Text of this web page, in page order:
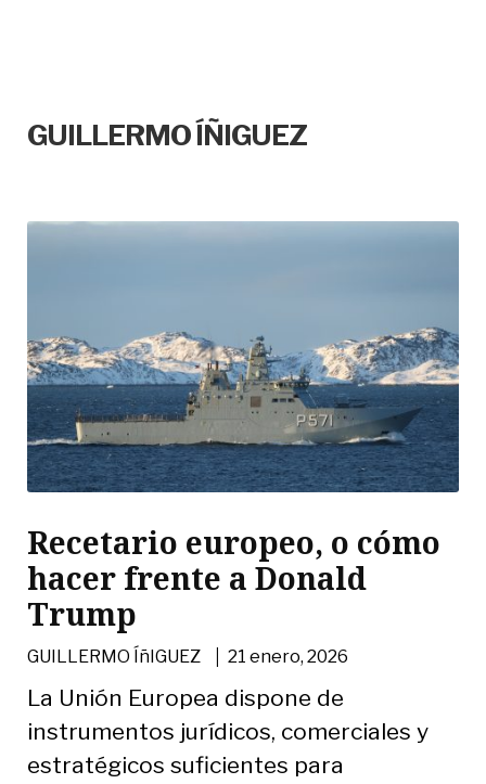
GUILLERMO ÍÑIGUEZ
Recetario europeo, o cómo
hacer frente a Donald
Trump
GUILLERMO ÍñIGUEZ |21 enero, 2026
La Unión Europea dispone de
instrumentos jurídicos, comerciales y
estratégicos suficientes para